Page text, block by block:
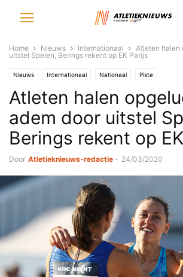
Home Nieuws Internationaal
Atleten halen
uitstel Spelen, Berings rekent op EK Parijs
Nieuws Internationaal Nationaal Piste
Atleten halen
adem door uitstel
Berings rekent op
Door Atletieknieuws-redactie - 24/03/2020